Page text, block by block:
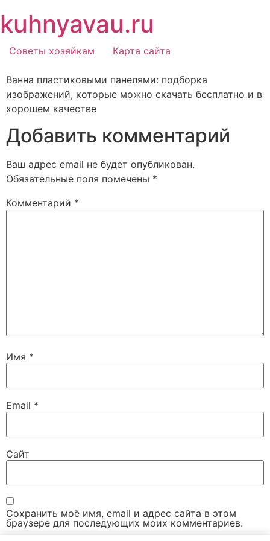
содержимому
kuhnyavau.ru
Советы хозяйкам Карта сайта
Ванна пластиковыми панелями: подборка
изображений, которые можно скачать бесплатно и в
хорошем качестве
Добавить комментарий
Ваш адрес email не будет опубликован.
Обязательные поля помечены *
Комментарий *
Имя *
Email *
Сайт
Сохранить моё имя, email и адрес сайта в этом
браузере для последующих моих комментариев.